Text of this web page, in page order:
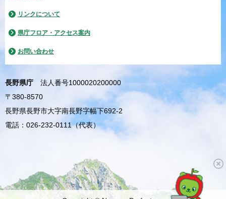
リンクについて
県庁フロア・アクセス案内
お問い合わせ
長野県庁
法人番号1000020200000
〒380-8570
長野県長野市大字南長野字幅下692-2
電話：026-232-0111（代表）